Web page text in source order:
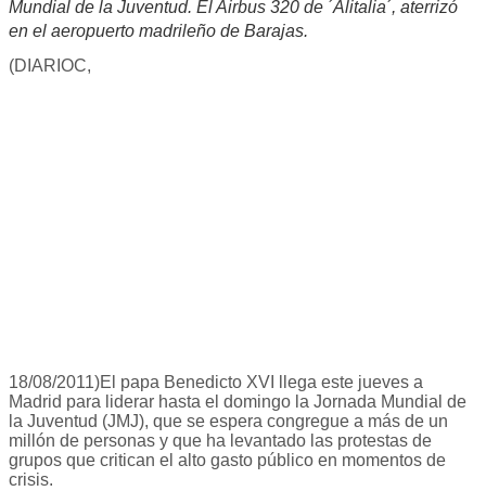
Mundial de la Juventud. El Airbus 320 de ´Alitalia´, aterrizó
en el aeropuerto madrileño de Barajas.
(DIARIOC,
18/08/2011)El papa Benedicto XVI llega este jueves a
Madrid para liderar hasta el domingo la Jornada Mundial de
la Juventud (JMJ), que se espera congregue a más de un
millón de personas y que ha levantado las protestas de
grupos que critican el alto gasto público en momentos de
crisis.